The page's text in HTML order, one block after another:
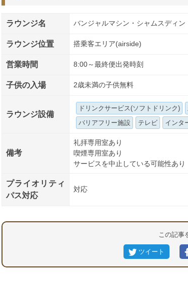
ラウンジ名 バンジャルマシン・シャムスディ
ラウンジ位置 搭乗客エリア(airside)
営業時間 8:00～最終便出発時刻
子供の入場 2歳未満の子供無料
ラウンジ設備
ドリンクサービス(ソフトドリンク)
バリアフリー施設
テレビ インタ
備考
礼拝専用室あり
喫煙専用室あり
サービスを中止している可能性あり
プライオリティ
パス対応
対応
この記事
ツイート